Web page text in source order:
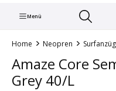
Menü
Home Neopren
Amaze Core
Grey 40/L